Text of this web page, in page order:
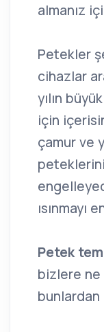
almanız
Petekler
cihazlar
yılın
için
çamur ve
ısınmayı
Petek
bizlere ne